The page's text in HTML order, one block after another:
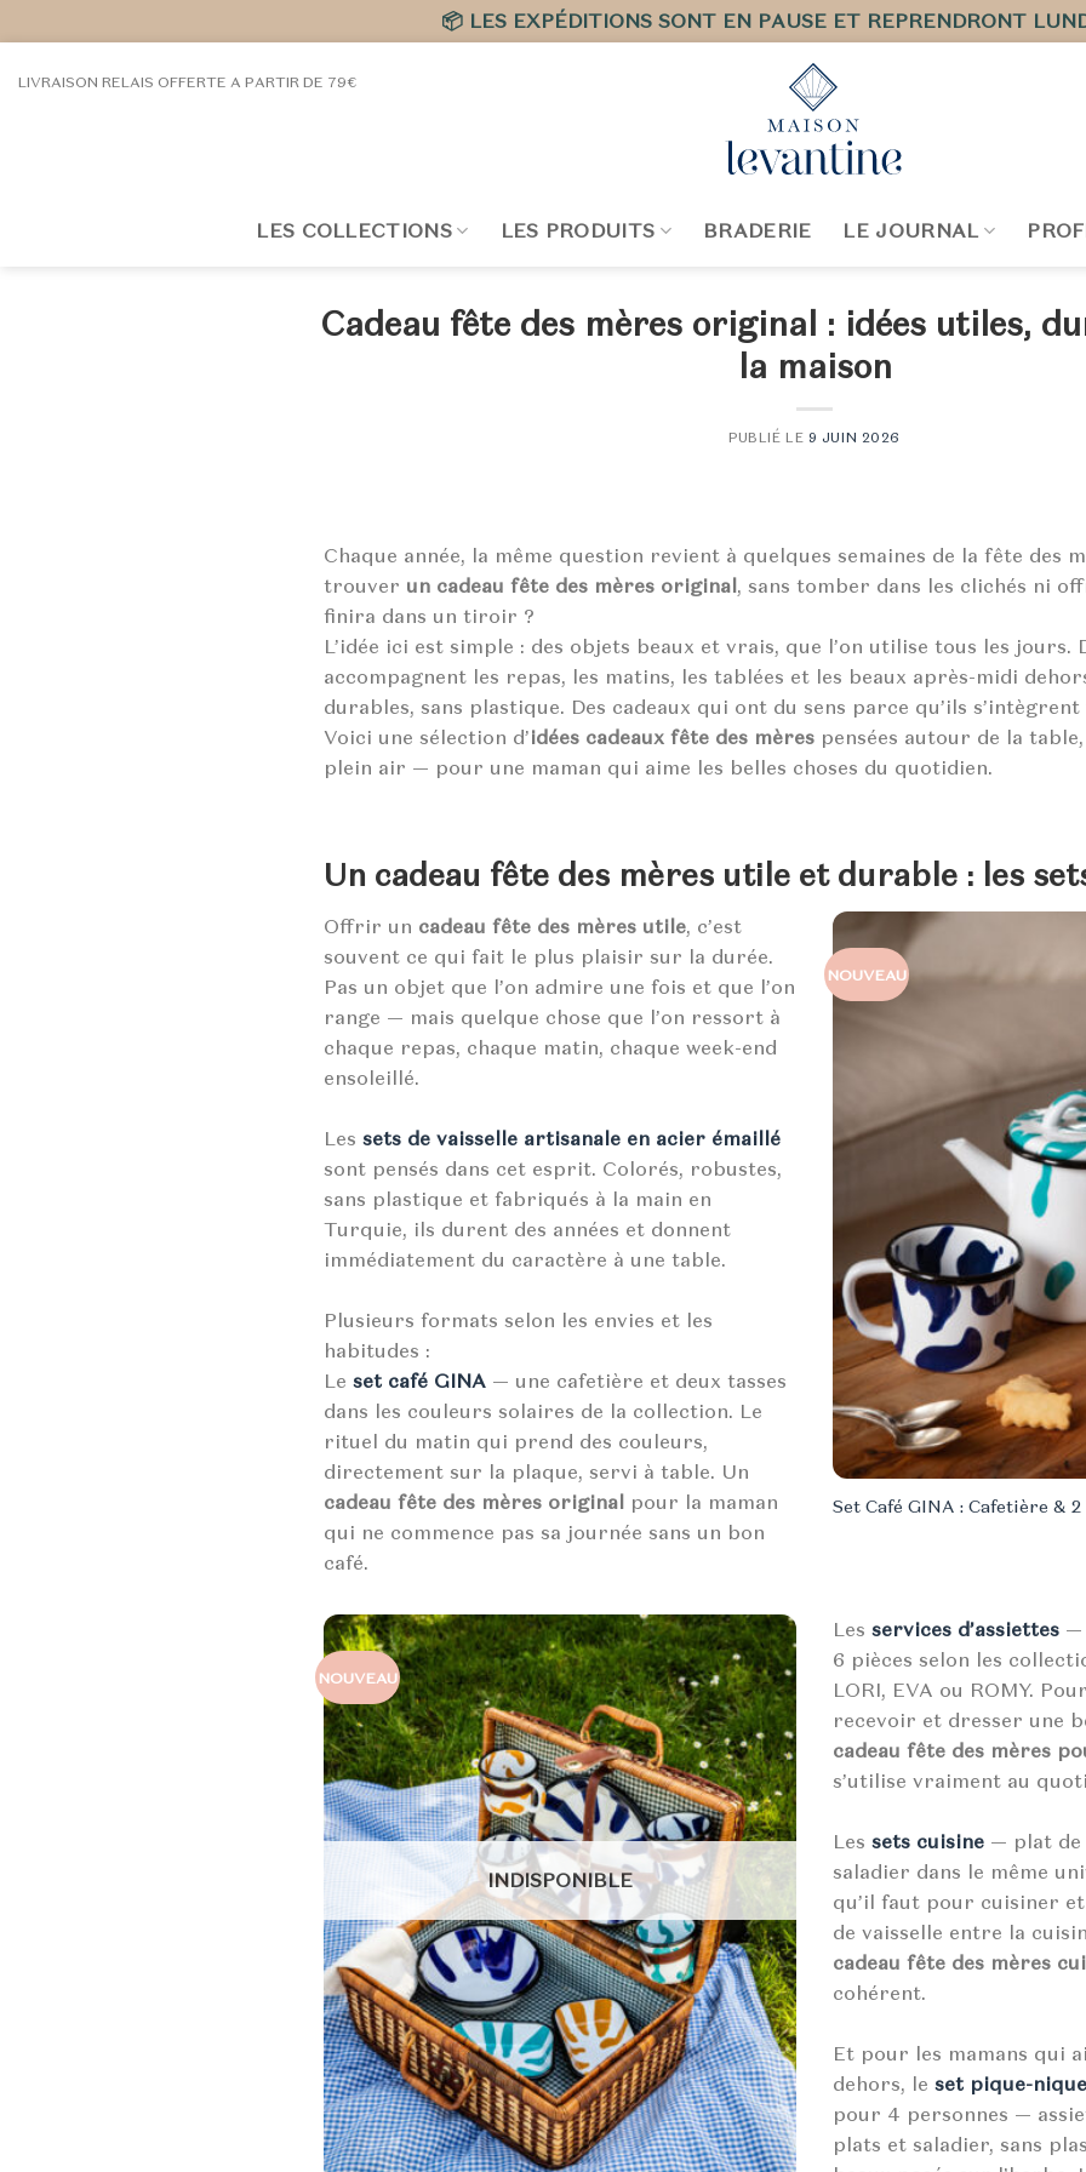
📦 LES EXPÉDITIONS SONT EN PAUSE ET REPRENDRONT
auLIVRAISON RELAIS OFFERTE A PARTIR DE 79€
LES COLLECTIONS LES PRODUITS BRADERIE LE JOURNAL
Cadeau fête des mères original : idées utiles,
la maison
PUBLIÉ LE 9 JUIN 2026
Chaque année, la même question revient à quelques semaines de la fête des
trouver un cadeau fête des mères original, sans tomber dans les clichés ni
finira dans un tiroir ?
L’idée ici est simple : des objets beaux et vrais, que l’on utilise tous les jours.
accompagnent les repas, les matins, les tablées et les beaux après-midi
durables, sans plastique. Des cadeaux qui ont du sens parce qu’ils
Voici une sélection d’idées cadeaux fête des mères pensées autour de la
plein air — pour une maman qui aime les belles choses du quotidien.
Un cadeau fête des mères utile et durable : les
Offrir un cadeau fête des mères utile, c’est
souvent ce qui fait le plus plaisir sur la durée.
Pas un objet que l’on admire une fois et que l’on
range — mais quelque chose que l’on ressort à
chaque repas, chaque matin, chaque week-end
ensoleillé.
Les sets de vaisselle artisanale en acier émaillé
sont pensés dans cet esprit. Colorés, robustes,
sans plastique et fabriqués à la main en
Turquie, ils durent des années et donnent
immédiatement du caractère à une table.
Plusieurs formats selon les envies et les
habitudes :
Le set café GINA — une cafetière et deux tasses
dans les couleurs solaires de la collection. Le
rituel du matin qui prend des couleurs,
directement sur la plaque, servi à table. Un
cadeau fête des mères original pour la maman
qui ne commence pas sa journée sans un bon
café.
NOUVEAU
Set Café GINA : Cafetière & 2
NOUVEAU
INDISPONIBLE
Les services d’assiettes —
6 pièces selon les
LORI, EVA ou ROMY.
recevoir et dresser une
cadeau fête des mères
s’utilise vraiment au
Les sets cuisine — plat de
saladier dans le même
qu’il faut pour cuisiner
de vaisselle entre la
cadeau fête des mères
cohérent.
Et pour les mamans qui
dehors, le set pique-
pour 4 personnes —
plats et saladier, sans